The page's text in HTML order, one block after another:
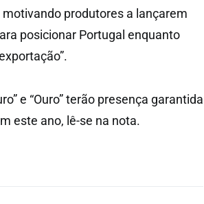
produtores a lançarem
posicionar Portugal enquanto
e “Ouro” terão presença garantida
este ano, lê-se na nota.